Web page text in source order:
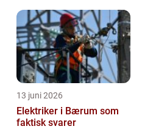
13 juni 2026
Elektriker i Bærum som
faktisk svarer